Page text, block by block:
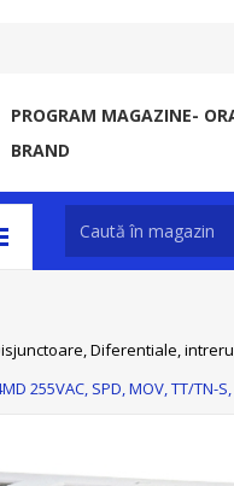
PROGRAM MAGAZINE-
BRAND
Diferentiale,
255VAC, SPD, MOV, TT/TN-